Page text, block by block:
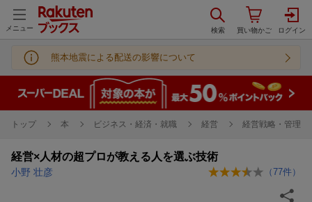
メニュー
熊本地震による配送の影響について
トップ 本 ビジネス・経済・就職 経営 経営戦略・管理
経営×人材の超プロが教える人を選ぶ技術
小野 壮彦 （77件）